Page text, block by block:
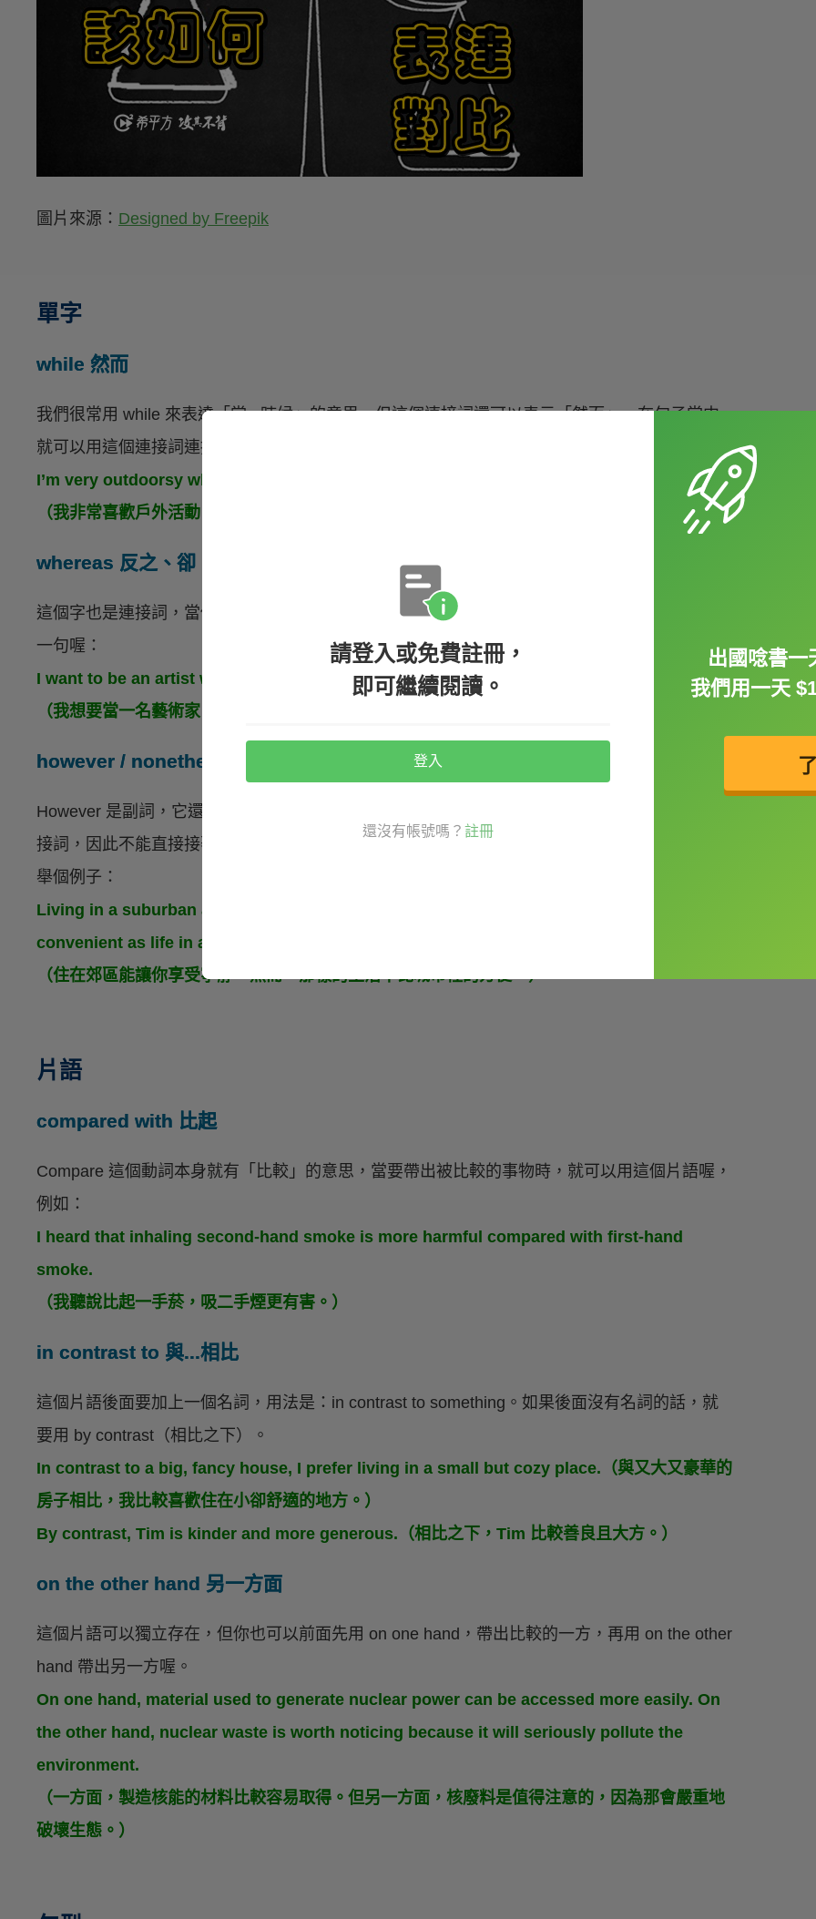
圖片來源： Designed by Freepik
單字
while 然而
我們很常用 while 來表達「當...時候」的意思，但這個連接詞還可以表示「然而」，在句子當中
就可以用這個連接詞連接兩個子句：
I’m very outdoorsy while my twin sister prefers indoor activities.
（我非常喜歡戶外活動，而我的雙胞胎姐姐比較喜歡室內活動。）
whereas 反之、卻、而
這個字也是連接詞，當你不想要把兩件比較的事物拆成兩句來寫的話，就可以用連接詞來合併成
一句喔：
I want to be an artist whereas my parents want me to become a lawyer.
（我想要當一名藝術家，但我的父母卻希望我成為一名律師。）
however / nonetheless / nevertheless 然而
However 是副詞，它還可以用 nonetheless 或是 nevertheless。要特別注意的是，它們都不是連
接詞，因此不能直接接著另一個句子，而是要先以句點結束前一句，再以這些字起頭新句子喔。
舉個例子：
Living in a suburban area lets you enjoy the peace and quiet. However, it might not be as
convenient as life in a city.
（住在郊區能讓你享受寧靜。然而，那樣的生活不比城市裡的方便。）
片語
compared with 比起
Compare 這個動詞本身就有「比較」的意思，當要帶出被比較的事物時，就可以用這個片語喔，
例如：
I heard that inhaling second-hand smoke is more harmful compared with first-hand
smoke.
（我聽說比起一手菸，吸二手煙更有害。）
in contrast to 與...相比
這個片語後面要加上一個名詞，用法是：in contrast to something。如果後面沒有名詞的話，就
要用 by contrast（相比之下）。
In contrast to a big, fancy house, I prefer living in a small but cozy place.（與又大又豪華的
房子相比，我比較喜歡住在小卻舒適的地方。）
By contrast, Tim is kinder and more generous.（相比之下，Tim 比較善良且大方。）
on the other hand 另一方面
這個片語可以獨立存在，但你也可以前面先用 on one hand，帶出比較的一方，再用 on the other
hand 帶出另一方喔。
On one hand, material used to generate nuclear power can be accessed more easily. On
the other hand, nuclear waste is worth noticing because it will seriously pollute the
environment.
（一方面，製造核能的材料比較容易取得。但另一方面，核廢料是值得注意的，因為那會嚴重地
破壞生態。）
請登入或免費註冊，
即可繼續閱讀。
登入
還沒有帳號嗎？ 註冊
出國唸書一
我們用一天